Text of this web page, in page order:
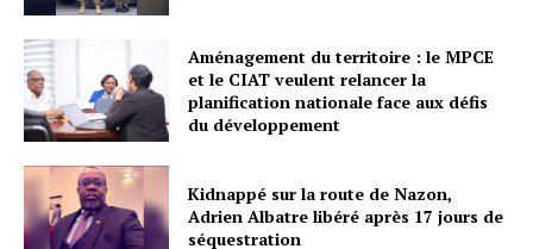
Aménagement du territoire : le MPCE
et le CIAT veulent relancer la
planification nationale face aux défis
du développement
Kidnappé sur la route de Nazon,
Adrien Albatre libéré après 17 jours de
séquestration